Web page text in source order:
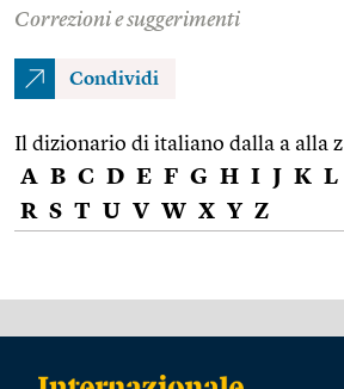
Correzioni e suggerimenti
Condividi
Il dizionario di italiano dalla a alla z
A B C D E F G H I J K L
R S T U V W X Y Z